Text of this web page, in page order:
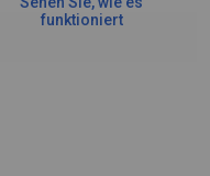
funktioniert